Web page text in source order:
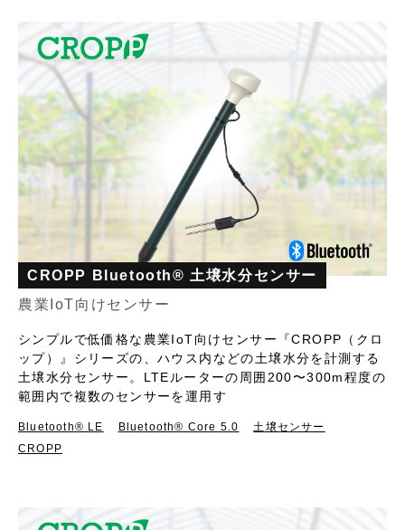
CROPP Bluetooth® 土壌水分センサー
農業IoT向けセンサー
シンプルで低価格な農業IoT向けセンサー『CROPP（クロ
ップ）』シリーズの、ハウス内などの土壌水分を計測する
土壌水分センサー。LTEルーターの周囲200〜300m程度の
範囲内で複数のセンサーを運用す
Bluetooth®︎ LE Bluetooth® Core 5.0
土壌センサー
CROPP